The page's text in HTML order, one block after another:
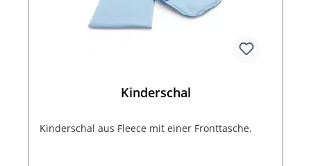
Kinderschal
Kinderschal aus Fleece mit einer Fronttasche.